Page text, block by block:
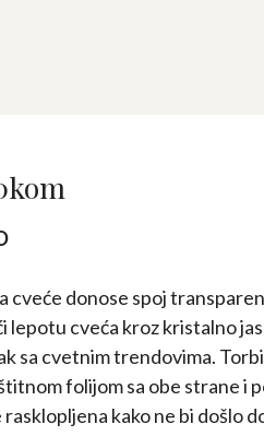
Trenutna
je:
990,00 RSD.
cveće donose spoj
lepotu cveća kroz kristalno
sa cvetnim trendovima.
folijom sa obe strane i
kako ne bi došlo